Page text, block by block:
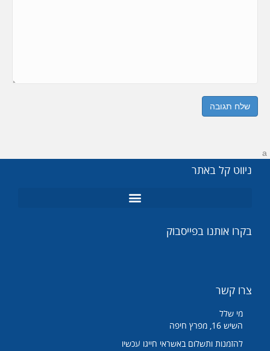
a
ניווט קל באתר
בקרו אותנו בפייסבוק
צרו קשר
מי שלל
השיש 16, מפרץ חיפה
להזמנות ותשלום באשראי חייגו עכשיו